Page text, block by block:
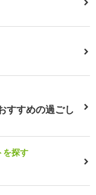
すすめの過ごし
を探す